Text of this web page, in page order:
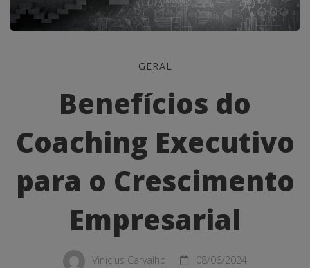
Coaching
Executivo
para
o
Crescimento
Empresarial
GERAL
Benefícios do
Coaching Executivo
para o Crescimento
Empresarial
Vinicius Carvalho 08/06/2024